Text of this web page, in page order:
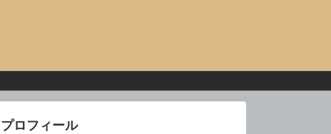
プロフィール